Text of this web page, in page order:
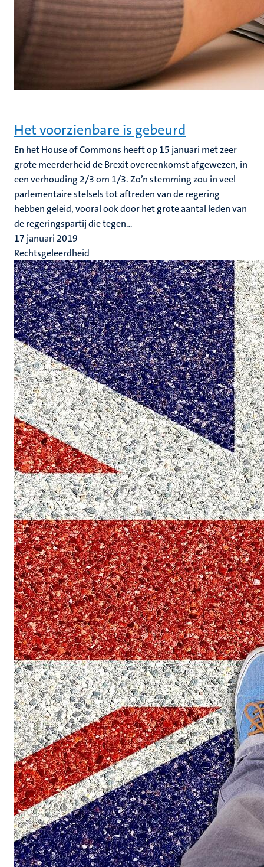
Het voorzienbare is gebeurd
En het House of Commons heeft op 15 januari met zeer
grote meerderheid de Brexit overeenkomst afgewezen, in
een verhouding 2/3 om 1/3. Zo’n stemming zou in veel
parlementaire stelsels tot aftreden van de regering
hebben geleid, vooral ook door het grote aantal leden van
de regeringspartij die tegen...
17 januari 2019
Rechtsgeleerdheid